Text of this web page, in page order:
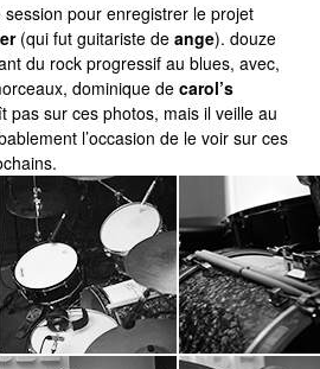
pour enregistrer le projet
(qui fut guitariste de ange). douze
du rock progressif au blues, avec,
dominique de carol’s
pas sur ces photos, mais il veille au
l’occasion de le voir sur ces